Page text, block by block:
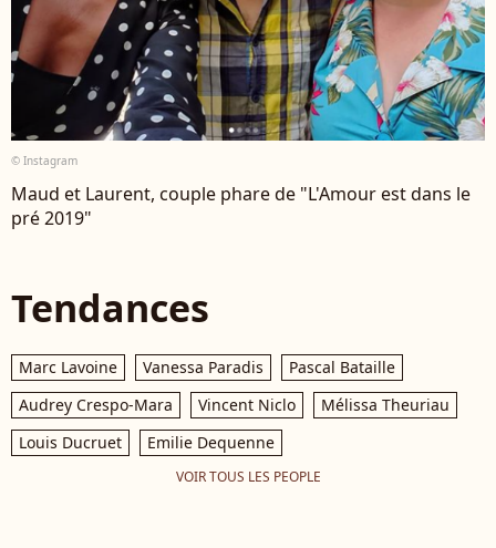
© Instagram
Maud et Laurent, couple phare de "L'Amour est dans le
pré 2019"
Tendances
Marc Lavoine Vanessa Paradis
Pascal Bataille
Audrey Crespo-Mara
Vincent Niclo
Mélissa Theuriau
Louis Ducruet
Emilie Dequenne
VOIR TOUS LES PEOPLE